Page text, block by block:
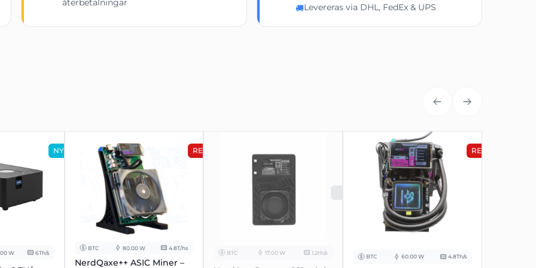
för hem, kontor eller studentrum.
elkostnaderna dramatiskt.
återbetalningar
🚚Levereras via DHL, FedEx & UPS
NY
W 6Th/s
REA
BTC 80.00 W 4.8T/hs
NerdQaxe++ ASIC Miner –
SLUTSÅLD
BTC 17.00 W 1.2th/s
REA
BTC 60.00 W 4.8Th/s